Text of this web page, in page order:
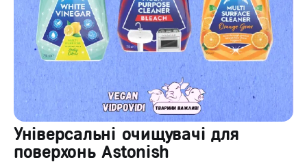
Універсальні очищувачі для
поверхонь Astonish